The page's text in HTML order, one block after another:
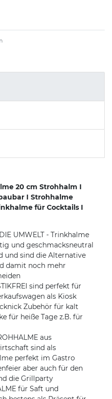
20 cm Strohhalm I
I Strohhalme
für Cocktails I
UMWELT - Trinkhalme
und geschmacksneutral
und sind die Alternative
damit noch mehr
sind perfekt für
als Kiosk
Zubehör für kalt
für heiße Tage z.B. für
aus
sind als
perfekt im Gastro
aber auch für den
die Grillparty
für Saft und